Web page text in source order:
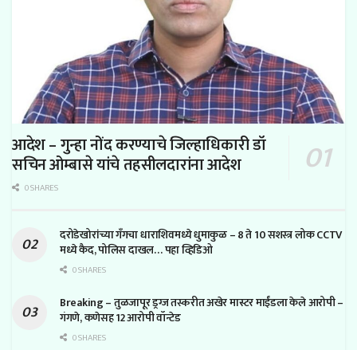
आदेश – गुन्हा नोंद करण्याचे जिल्हाधिकारी डॉ
सचिन ओम्बासे यांचे तहसीलदारांना आदेश
0 SHARES
दरोडेखोरांच्या गँगचा धाराशिवमध्ये धुमाकुळ – 8 ते 10 सशस्त्र लोक CCTV
मध्ये कैद, पोलिस दाखल… पहा व्हिडिओ
0 SHARES
Breaking – तुळजापूर ड्रग्ज तस्करीत अखेर मास्टर माईंडला केले आरोपी –
गंगणे, कणेसह 12 आरोपी वॉन्टेड
0 SHARES